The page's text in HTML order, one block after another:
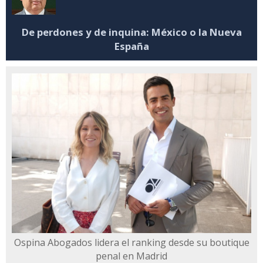
De perdones y de inquina: México o la Nueva
España
Ospina Abogados lidera el ranking desde su boutique
penal en Madrid